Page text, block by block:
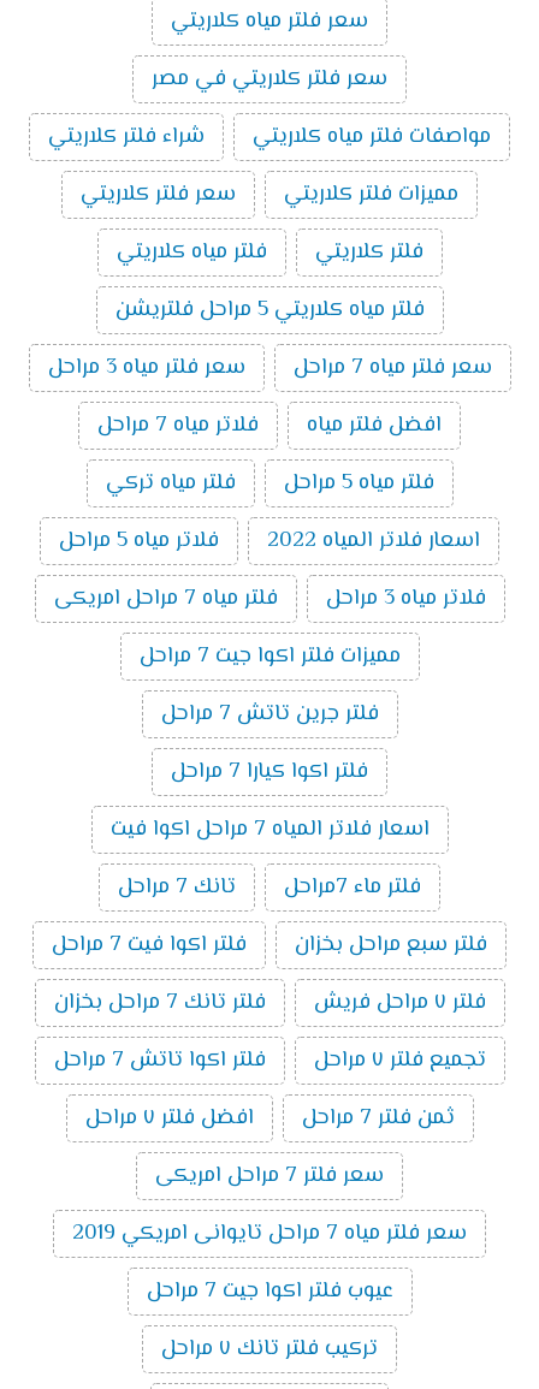
سعر فلتر مياه كلاريتي
سعر فلتر كلاريتي في مصر
مواصفات فلتر مياه كلاريتي
شراء فلتر كلاريتي
مميزات فلتر كلاريتي
سعر فلتر كلاريتي
فلتر كلاريتي
فلتر مياه كلاريتي
فلتر مياه كلاريتي 5 مراحل فلتريشن
سعر فلتر مياه 7 مراحل
سعر فلتر مياه 3 مراحل
افضل فلتر مياه
فلاتر مياه 7 مراحل
فلتر مياه 5 مراحل
فلتر مياه تركي
اسعار فلاتر المياه 2022
فلاتر مياه 5 مراحل
فلاتر مياه 3 مراحل
فلتر مياه 7 مراحل امريكى
مميزات فلتر اكوا جيت 7 مراحل
فلتر جرين تاتش 7 مراحل
فلتر اكوا كيارا 7 مراحل
اسعار فلاتر المياه 7 مراحل اكوا فيت
فلتر ماء 7مراحل
تانك 7 مراحل
فلتر سبع مراحل بخزان
فلتر اكوا فيت 7 مراحل
فلتر ٧ مراحل فريش
فلتر تانك 7 مراحل بخزان
تجميع فلتر ٧ مراحل
فلتر اكوا تاتش 7 مراحل
ثمن فلتر 7 مراحل
افضل فلتر ٧ مراحل
سعر فلتر 7 مراحل امريكى
سعر فلتر مياه 7 مراحل تايوانى امريكي 2019
عيوب فلتر اكوا جيت 7 مراحل
تركيب فلتر تانك ٧ مراحل